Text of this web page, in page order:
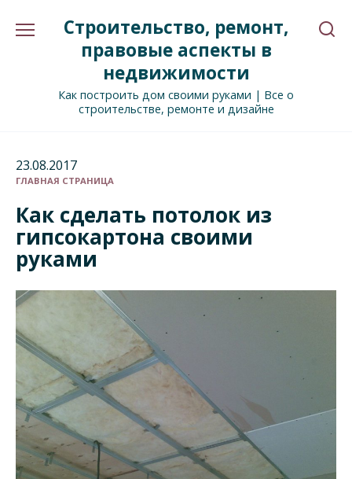
Строительство, ремонт,
правовые аспекты в
недвижимости
Как построить дом своими руками | Все о
строительстве, ремонте и дизайне
23.08.2017
ГЛАВНАЯ СТРАНИЦА
Как сделать потолок из
гипсокартона своими
руками